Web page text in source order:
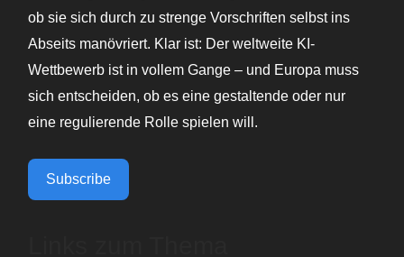
ob sie sich durch zu strenge Vorschriften selbst ins
Abseits manövriert. Klar ist: Der weltweite KI-
Wettbewerb ist in vollem Gange – und Europa muss
sich entscheiden, ob es eine gestaltende oder nur
eine regulierende Rolle spielen will.
Subscribe